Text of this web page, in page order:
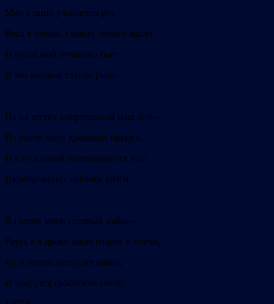
Мне в лицо улыбается рот,
Весь в слюне, словно пенное мыло,
И кулак мой отчаянно бьёт
В это мерзкое глупое рыло.
Не на шутку смертельный наш бой—
Из носов бьют кровавые брызги,
И в сплошной превращаются вой
Перепуганных девочек визги…
В голове моей грозный набат—
Рвусь я в драку, вжав голову в плечи,
Ну а завтра наступит шабат,
И зажгутся субботние свечи…